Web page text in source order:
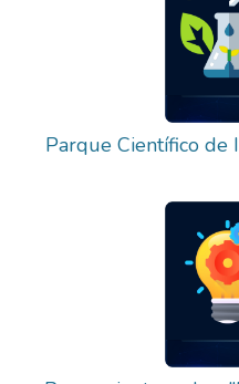
Parque Científico de